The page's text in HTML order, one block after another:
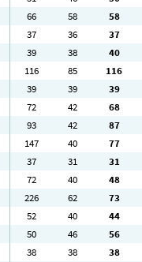
66 58 58
37 36 37
39 38 40
116 85 116
39 39 39
72 42 68
93 42 87
147 40 77
37 31 31
72 40 48
226 62 73
52 40 44
50 46 56
38 38 38